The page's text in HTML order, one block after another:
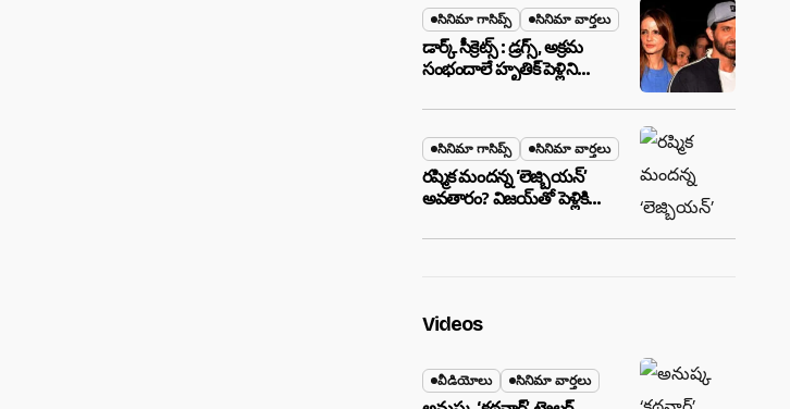
సినిమా గాసిప్స్ సినిమా వార్తలు
డార్క్ సీక్రెట్స్ : డ్రగ్స్, అక్రమ
సంభందాలే హృతిక్ పెళ్లిని
సినిమా గాసిప్స్ సినిమా వార్తలు
రష్మిక మందన్న ‘లెజ్బియన్’
అవతారం? విజయ్‌తో పెళ్లికి
,నిజమేనా?
Videos
వీడియోలు సినిమా వార్తలు